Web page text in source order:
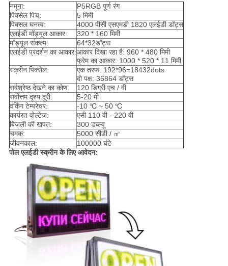
नमूना:
P5RGB पूर्ण रंग
पिक्सेल पिच:
5 मिमी
पिक्सल घनत्व:
4000 पीसी एसएमडी 1820 एलईडी डॉट्स
एलईडी मॉड्यूल आकार:
320 * 160 मिमी
मॉड्यूल संकल्प:
64*32डॉट्स
एलईडी प्रदर्शन का आकार:आकार दिखा रहा है: 960 * 480 मिमी
फ्रेम का आकार: 1000 * 520 * 11 मिमी
स्क्रीन पिक्सेल:
एक तरफ: 192*96=18432dots
दो पक्ष: 36864 डॉट्स
सर्वश्रेष्ठ देखने का कोण:
120 डिग्री एच / वी
सर्वोत्तम दृश्य दूरी:
5-20 मी
वर्किंग टेम्परेचर:
-10 ℃ ~ 50 ℃
कार्यरत वोल्टेज:
एसी 110 वी - 220 वी
बिजली की खपत:
300 डब्ल्यू
चमक:
5000 सीडी / ㎡
जीवनकाल:
100000 घंटे
पोल एलईडी स्क्रीन के लिए आवेदन: